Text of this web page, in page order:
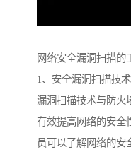
网络安全漏洞扫描的
1、安全漏洞扫描技
漏洞扫描技术与防火
有效提高网络的安全
员可以了解网络的安